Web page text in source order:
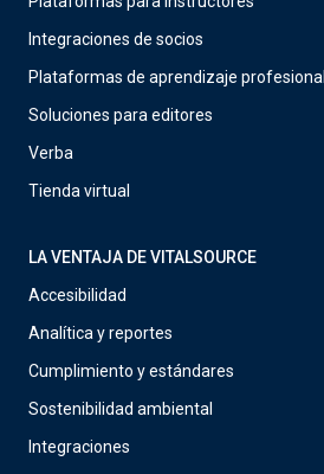
Integraciones de socios
Plataformas de aprendizaje profesional
Soluciones para editores
Verba
Tienda virtual
LA VENTAJA DE VITALSOURCE
Accesibilidad
Analítica y reportes
Cumplimiento y estándares
Sostenibilidad ambiental
Integraciones